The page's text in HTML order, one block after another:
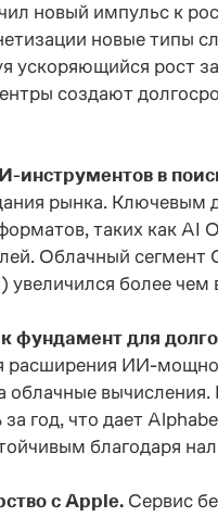
новый импульс к
новые типы
ускоряющийся рост
создают
инструментов в
рынка. Ключевым
таких как
Облачный
более
для
ИИ-
год, что дает
благодаря
с Apple. Сервис